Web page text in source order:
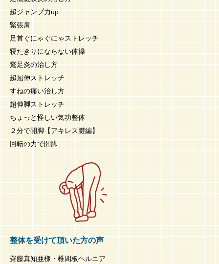
超ジャンプ力up
緊張肩
足首ぐにゃぐにゃストレッチ
寝たきりにならない体操
鵞足炎の治し方
超屈伸ストレッチ
すねの痛い治し方
超伸脚ストレッチ
ちょっと怪しい気功整体
２分で開脚【アキレス腱編】
回転の力で開脚
整体を受けて頂いた方の声
齋藤真知亜様・椎間板ヘルニア